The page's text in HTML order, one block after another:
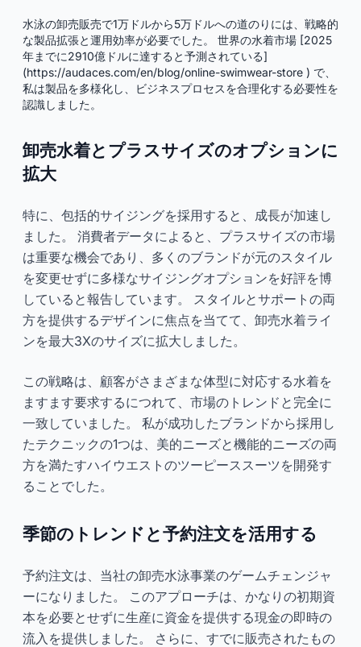
水泳の卸売販売で1万ドルから5万ドルへの道のりには、戦略的
な製品拡張と運用効率が必要でした。 世界の水着市場 [2025
年までに2910億ドルに達すると予測されている]
(https://audaces.com/en/blog/online-swimwear-store ) で、
私は製品を多様化し、ビジネスプロセスを合理化する必要性を
認識しました。
卸売水着とプラスサイズのオプションに
拡大
特に、包括的サイジングを採用すると、成長が加速し
ました。 消費者データによると、プラスサイズの市場
は重要な機会であり、多くのブランドが元のスタイル
を変更せずに多様なサイジングオプションを好評を博
していると報告しています。 スタイルとサポートの両
方を提供するデザインに焦点を当てて、卸売水着ライ
ンを最大3Xのサイズに拡大しました。
この戦略は、顧客がさまざまな体型に対応する水着を
ますます要求するにつれて、市場のトレンドと完全に
一致していました。 私が成功したブランドから採用し
たテクニックの1つは、美的ニーズと機能的ニーズの両
方を満たすハイウエストのツーピーススーツを開発す
ることでした。
季節のトレンドと予約注文を活用する
予約注文は、当社の卸売水泳事業のゲームチェンジャ
ーになりました。 このアプローチは、かなりの初期資
本を必要とせずに生産に資金を提供する現金の即時の
流入を提供しました。 さらに、すでに販売されたもの